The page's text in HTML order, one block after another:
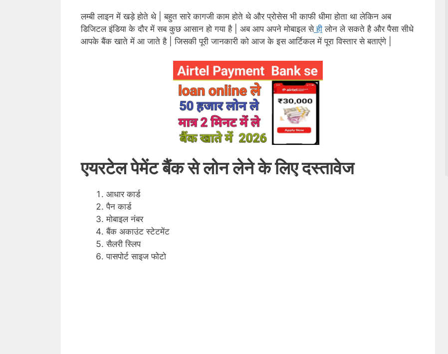
लम्बी लाइन में खड़े होते थे | बहुत सारे कागजी काम होते थे और प्रोसेस भी काफी धीमा होता था लेकिन अब
डिजिटल इंडिया के दौर में सब कुछ आसान हो गया है | अब आप अपने मोबाइल सेही लोन ले सकते है और पैसा सीधे
आपके बैंक खाते में आ जाते है | जिसकी पूरी जानकारी को आज के इस आर्टिकल में पूरा विस्तार से बताएंगे |
एयरटेल पेमेंट बैंक से लोन लेने के लिए दस्तावेज
आधार कार्ड
पैन कार्ड
मोबाइल नंबर
बैंक अकाउंट स्टेटमेंट
सैलरी स्लिप
पासपोर्ट साइज फोटो